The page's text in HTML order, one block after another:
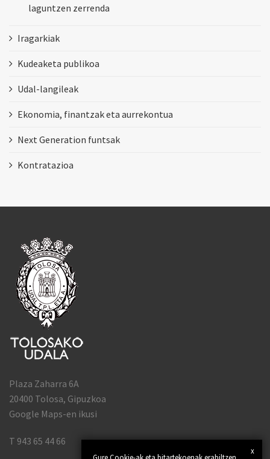
laguntzen zerrenda
Iragarkiak
Kudeaketa publikoa
Udal-langileak
Ekonomia, finantzak eta aurrekontua
Next Generation funtsak
Kontratazioa
x
Plaza Zaharra 6A
20400 Tolosa, Gipuzkoa
Google Maps-en ikusi
T 943 65 44 66